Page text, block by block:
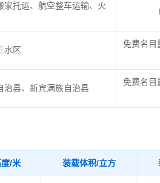
家托运、航空整车运输、火
水区
免费名目
治县、新宾满族自治县
免费名目
/米 装载体积/立方